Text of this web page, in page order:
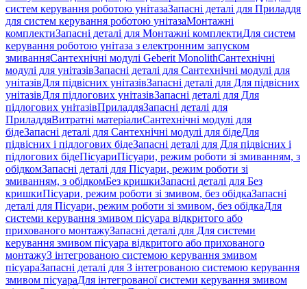
систем керування роботою унітазаЗапасні деталі для Приладдя
для систем керування роботою унітазаМонтажні
комплектиЗапасні деталі для Монтажні комплектиДля систем
керування роботою унітаза з електронним запуском
змиванняСантехнічні модулі Geberit MonolithСантехнічні
модулі для унітазівЗапасні деталі для Сантехнічні модулі для
унітазівДля підвісних унітазівЗапасні деталі для Для підвісних
унітазівДля підлогових унітазівЗапасні деталі для Для
підлогових унітазівПриладдяЗапасні деталі для
ПриладдяВитратні матеріалиСантехнічні модулі для
бідеЗапасні деталі для Сантехнічні модулі для бідеДля
підвісних і підлогових бідеЗапасні деталі для Для підвісних і
підлогових бідеПісуариПісуари, режим роботи зі змиванням, з
обідкомЗапасні деталі для Пісуари, режим роботи зі
змиванням, з обідкомБез кришкиЗапасні деталі для Без
кришкиПісуари, режим роботи зі змивом, без обідкаЗапасні
деталі для Пісуари, режим роботи зі змивом, без обідкаДля
системи керування змивом пісуара відкритого або
прихованого монтажуЗапасні деталі для Для системи
керування змивом пісуара відкритого або прихованого
монтажуЗ інтегрованою системою керування змивом
пісуараЗапасні деталі для З інтегрованою системою керування
змивом пісуараДля інтегрованої системи керування змивом